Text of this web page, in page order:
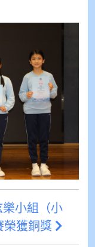
樂小組（小
榮獲銅獎